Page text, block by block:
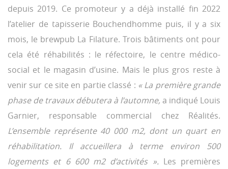
depuis 2019. Ce promoteur y a déjà installé fin 2022
l’atelier de tapisserie Bouchendhomme puis, il y a six
mois, le brewpub La Filature. Trois bâtiments ont pour
cela été réhabilités : le réfectoire, le centre médico-
social et le magasin d’usine. Mais le plus gros reste à
venir sur ce site en partie classé : « La première grande
phase de travaux débutera à l’automne, a indiqué Louis
Garnier, responsable commercial chez Réalités.
L’ensemble représente 40 000 m2, dont un quart en
réhabilitation. Il accueillera à terme environ 500
logements et 6 600 m2 d’activités ». Les premières